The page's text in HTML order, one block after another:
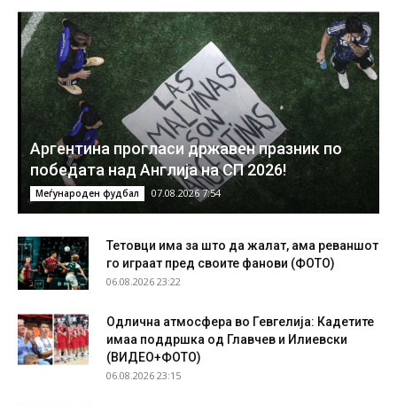
Аргентина прогласи државен празник по
победата над Англија на СП 2026!
Меѓународен фудбал 07.08.2026 7:54
Тетовци има за што да жалат, ама реваншот
го играат пред своите фанови (ФОТО)
06.08.2026 23:22
Одлична атмосфера во Гевгелија: Кадетите
имаа поддршка од Главчев и Илиевски
(ВИДЕО+ФОТО)
06.08.2026 23:15